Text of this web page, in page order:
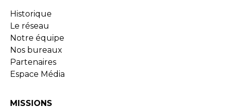
Historique
Le réseau
Notre équipe
Nos bureaux
Partenaires
Espace Média
MISSIONS